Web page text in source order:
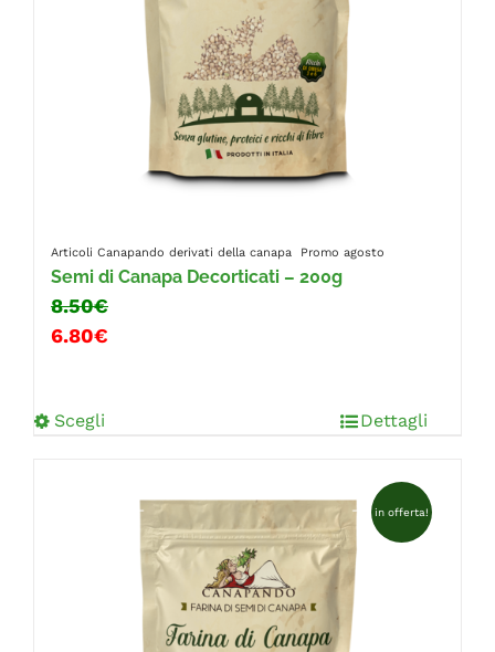
Articoli Canapando derivati della canapa Promo agosto
Semi di Canapa Decorticati – 200g
8.50€
6.80€
Scegli Dettagli
in offerta!